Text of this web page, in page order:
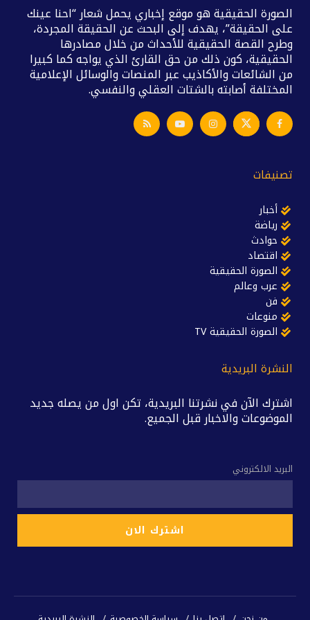
الصورة الحقيقية هو موقع إخباري يحمل شعار “احنا عينك
على الحقيقة”، يهدف إلى البحث عن الحقيقة المجردة،
وطرح القصة الحقيقية للأحداث من خلال مصادرها
الحقيقية، كون ذلك من حق القارئ الذي يواجه كما كبيرا
من الشائعات والأكاذيب عبر المنصات والوسائل الإعلامية
المختلفة أصابته بالشتات العقلي والنفسي.
تصنيفات
أخبار
رياضة
حوادث
اقتصاد
الصورة الحقيقية
عرب وعالم
فن
منوعات
الصورة الحقيقية TV
النشرة البريدية
اشترك الآن في نشرتنا البريدية، تكن اول من يصله جديد
الموضوعات والاخبار قبل الجميع.
البريد الالكتروني